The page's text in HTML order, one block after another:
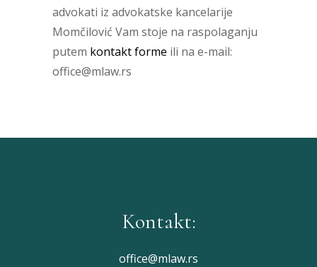
advokati iz advokatske kancelarije
Momčilović Vam stoje na raspolaganju
putem kontakt forme ili na e-mail:
office@mlaw.rs
Kontakt:
office@mlaw.rs